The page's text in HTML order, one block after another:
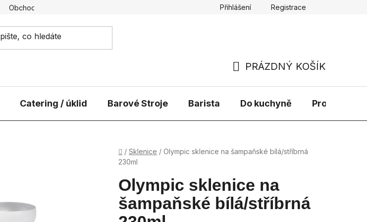
Obchodní podmínky Přihlášení Registrace
KOŠÍK
PRÁZDNÝ KOŠÍK
Catering / úklid Barové Stroje Barista Do kuchyně Prodávané
Domů
/ Sklenice / Olympic sklenice na šampaňské bílá/stříbrná
230ml
Olympic sklenice na
šampaňské bílá/stříbrná